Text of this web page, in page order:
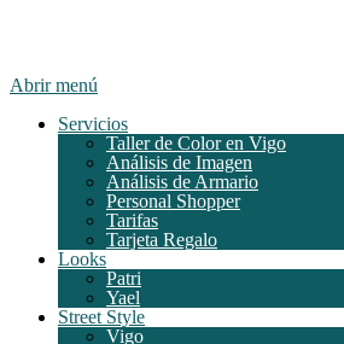
Abrir menú
Servicios
Taller de Color en Vigo
Análisis de Imagen
Análisis de Armario
Personal Shopper
Tarifas
Tarjeta Regalo
Looks
Patri
Yael
Street Style
Vigo